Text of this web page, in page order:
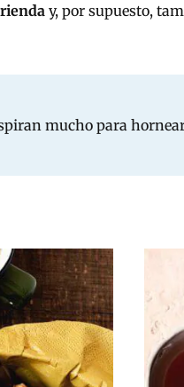
y, por supuesto,
mucho para